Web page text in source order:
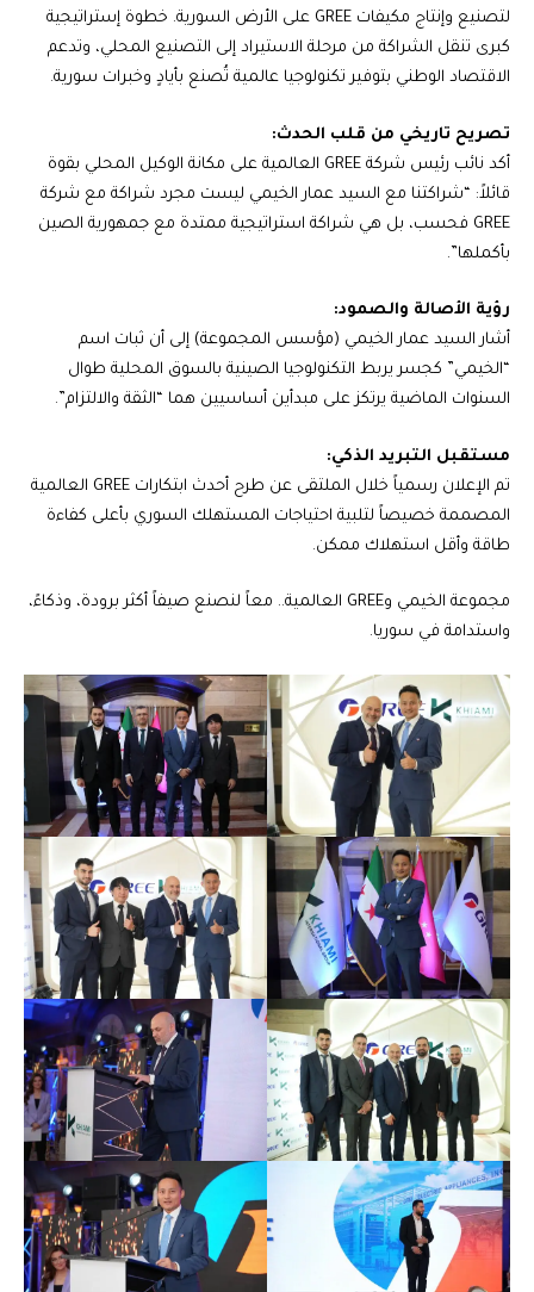
لتصنيع وإنتاج مكيفات GREE على الأرض السورية. خطوة إستراتيجية
كبرى تنقل الشراكة من مرحلة الاستيراد إلى التصنيع المحلي، وتدعم
الاقتصاد الوطني بتوفير تكنولوجيا عالمية تُصنع بأيادٍ وخبرات سورية.
تصريح تاريخي من قلب الحدث:
أكد نائب رئيس شركة GREE العالمية على مكانة الوكيل المحلي بقوة
قائلاً: “شراكتنا مع السيد عمار الخيمي ليست مجرد شراكة مع شركة
GREE فحسب، بل هي شراكة استراتيجية ممتدة مع جمهورية الصين
بأكملها”.
رؤية الأصالة والصمود:
أشار السيد عمار الخيمي (مؤسس المجموعة) إلى أن ثبات اسم
“الخيمي” كجسر يربط التكنولوجيا الصينية بالسوق المحلية طوال
السنوات الماضية يرتكز على مبدأين أساسيين هما “الثقة والالتزام”.
مستقبل التبريد الذكي:
تم الإعلان رسمياً خلال الملتقى عن طرح أحدث ابتكارات GREE العالمية
المصممة خصيصاً لتلبية احتياجات المستهلك السوري بأعلى كفاءة
طاقة وأقل استهلاك ممكن.
مجموعة الخيمي وGREE العالمية.. معاً لنصنع صيفاً أكثر برودة، وذكاءً،
واستدامة في سوريا.